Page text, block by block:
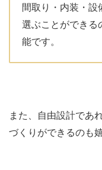
間取り・内装・設
選ぶことができる
能です。
また、自由設計であ
づくりができるのも